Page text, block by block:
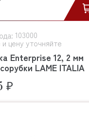
103000
и цену уточняйте
Enterprise 12, 2 мм
LAME ITALIA
₽